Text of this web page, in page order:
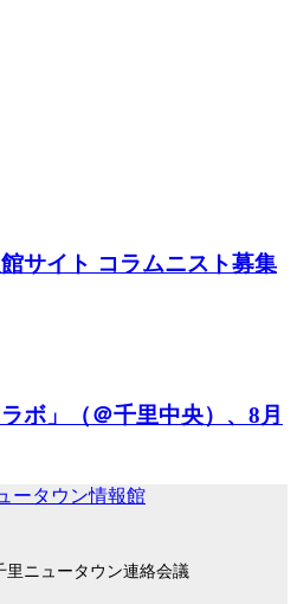
サイト コラムニスト募集
ボ」（＠千里中央）、8月
里ニュータウン連絡会議